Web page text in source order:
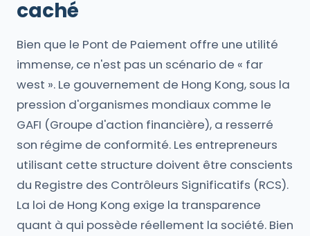
caché
Bien que le Pont de Paiement offre une utilité
immense, ce n'est pas un scénario de « far
west ». Le gouvernement de Hong Kong, sous la
pression d'organismes mondiaux comme le
GAFI (Groupe d'action financière), a resserré
son régime de conformité. Les entrepreneurs
utilisant cette structure doivent être conscients
du Registre des Contrôleurs Significatifs (RCS).
La loi de Hong Kong exige la transparence
quant à qui possède réellement la société. Bien